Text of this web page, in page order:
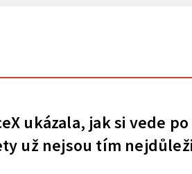
ukázala, jak si vede
už nejsou tím